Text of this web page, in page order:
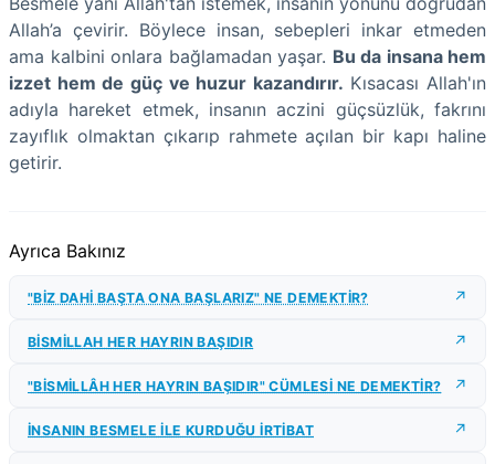
Allah’a çevirir. Böylece insan, sebepleri inkar etmeden
ama kalbini onlara bağlamadan yaşar. Bu da insana hem
izzet hem de güç ve huzur kazandırır. Kısacası Allah'ın
adıyla hareket etmek, insanın aczini güçsüzlük, fakrını
zayıflık olmaktan çıkarıp rahmete açılan bir kapı haline
getirir.
Ayrıca Bakınız
"BİZ DAHİ BAŞTA ONA BAŞLARIZ" NE DEMEKTİR?
BİSMİLLAH HER HAYRIN BAŞIDIR
"BİSMİLLÂH HER HAYRIN BAŞIDIR" CÜMLESİ NE DEMEKTİR?
İNSANIN BESMELE İLE KURDUĞU İRTİBAT